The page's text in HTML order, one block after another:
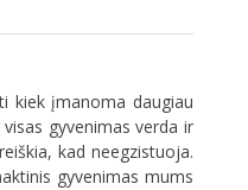
kiek įmanoma daugiau
gyvenimas verda ir
kad neegzistuoja.
gyvenimas mums